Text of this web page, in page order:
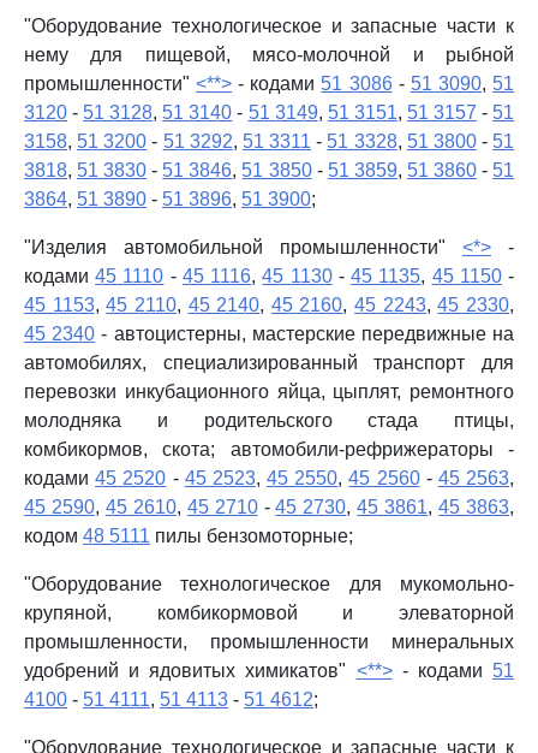
"Оборудование технологическое и запасные части к
нему для пищевой, мясо-молочной и рыбной
промышленности"<**> - кодами 51 3086- 51 3090, 51
3120 - 51 3128, 51 3140 - 51 3149, 51 3151, 51 3157 - 51
3158, 51 3200 - 51 3292, 51 3311 - 51 3328, 51 3800- 51
3818, 51 3830 - 51 3846, 51 3850- 51 3859, 51 3860- 51
3864, 51 3890 - 51 3896, 51 3900;
"Изделия автомобильной промышленности" <*> -
кодами45 1110 - 45 1116,45 1130-45 1135, 45 1150-
45 1153,45 2110, 45 2140, 45 2160,45 2243,45 2330,
45 2340 - автоцистерны, мастерские передвижные на
автомобилях, специализированный транспорт для
перевозки инкубационного яйца, цыплят, ремонтного
молодняка и родительского стада птицы,
комбикормов, скота; автомобили-рефрижераторы -
кодами45 2520 - 45 2523,45 2550,45 2560- 45 2563,
45 2590, 45 2610, 45 2710-45 2730,45 3861,45 3863,
кодом 48 5111 пилы бензомоторные;
"Оборудование технологическое для мукомольно-
крупяной, комбикормовой и элеваторной
промышленности, промышленности минеральных
удобрений и ядовитых химикатов" <**>- кодами 51
4100 - 51 4111, 51 4113 - 51 4612;
"Оборудование технологическое и запасные части к